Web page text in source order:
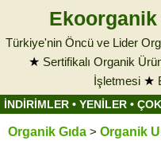
Türkiye'nin Öncü ve Lider
★ Sertifikalı Organik
İşletmesi ★
İNDİRİMLER • YENİLER •
Organik Gıda > Organik